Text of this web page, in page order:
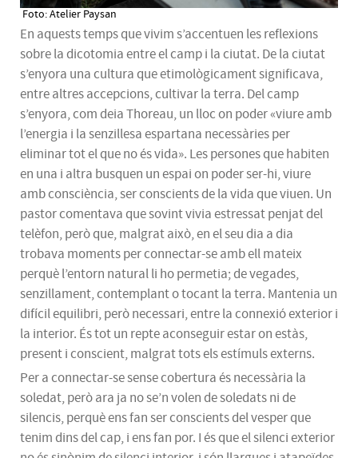
Foto: Atelier Paysan
En aquests temps que vivim s’accentuen les reflexions
sobre la dicotomia entre el camp i la ciutat. De la ciutat
s’enyora una cultura que etimològicament significava,
entre altres accepcions, cultivar la terra. Del camp
s’enyora, com deia Thoreau, un lloc on poder «viure amb
l’energia i la senzillesa espartana necessàries per
eliminar tot el que no és vida». Les persones que habiten
en una i altra busquen un espai on poder ser-hi, viure
amb consciència, ser conscients de la vida que viuen. Un
pastor comentava que sovint vivia estressat penjat del
telèfon, però que, malgrat això, en el seu dia a dia
trobava moments per connectar-se amb ell mateix
perquè l’entorn natural li ho permetia; de vegades,
senzillament, contemplant o tocant la terra. Mantenia un
difícil equilibri, però necessari, entre la connexió exterior i
la interior. És tot un repte aconseguir estar on estàs,
present i conscient, malgrat tots els estímuls externs.
Per a connectar-se sense cobertura és necessària la
soledat, però ara ja no se’n volen de soledats ni de
silencis, perquè ens fan ser conscients del vesper que
tenim dins del cap, i ens fan por. I és que el silenci exterior